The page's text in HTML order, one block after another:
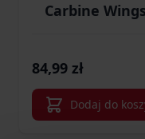
Carbine
84,99 zł
Dodaj do